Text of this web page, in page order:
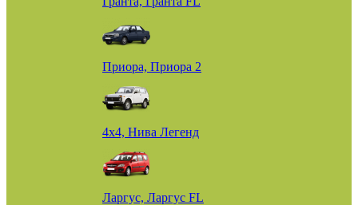
Приора, Приора 2
4х4, Нива Легенд
Ларгус, Ларгус FL